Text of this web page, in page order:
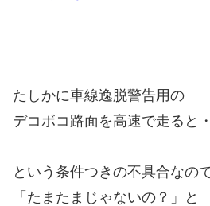
たしかに車線逸脱警告用の
デコボコ路面を高速で走ると
という条件つきの不具合なの
「たまたまじゃないの？」と